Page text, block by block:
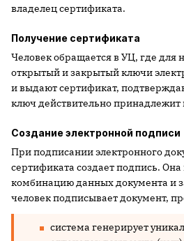
владелец сертификата.
Получение сертификата
Человек обращается в УЦ, где для
открытый и закрытый ключи
и выдают сертификат,
ключ действительно принадлежит
Создание электронной подписи
При подписании электронного
сертификата создает подпись. Она
комбинацию данных документа и
человек подписывает документ,
система генерирует